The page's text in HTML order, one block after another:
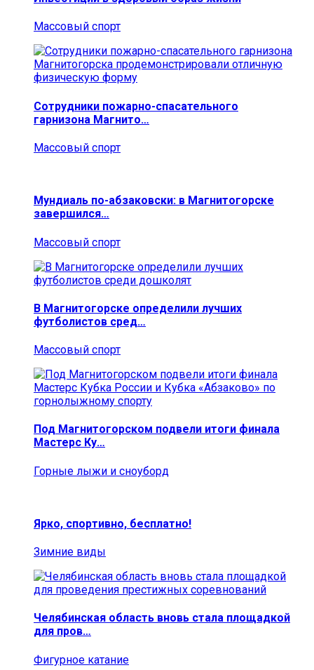
Массовый спорт
Сотрудники пожарно-спасательного
гарнизона Магнито…
Массовый спорт
Мундиаль по-абзаковски: в Магнитогорске
завершился…
Массовый спорт
В Магнитогорске определили лучших
футболистов сред…
Массовый спорт
Под Магнитогорском подвели итоги финала
Мастерс Ку…
Горные лыжи и сноуборд
Ярко, спортивно, бесплатно!
Зимние виды
Челябинская область вновь стала площадкой
для пров…
Фигурное катание